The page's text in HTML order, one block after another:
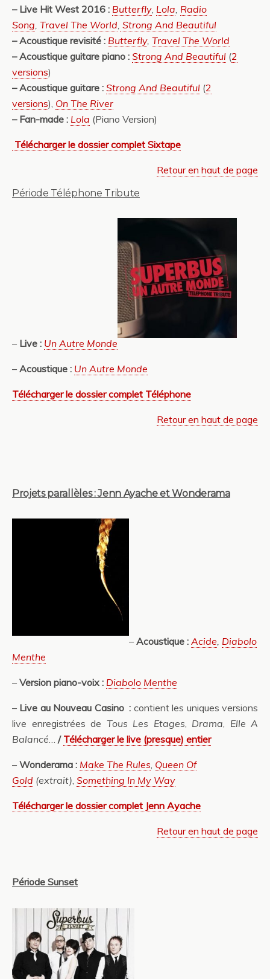
– Live Hit West 2016 : Butterfly, Lola, Radio
Song, Travel The World, Strong And Beautiful
–Acoustique revisité : Butterfly, Travel The World
– Acoustique guitare piano : Strong And Beautiful (2
versions)
– Acoustique guitare : Strong And Beautiful (2
versions), On The River
– Fan-made : Lola (Piano Version)
Télécharger le dossier complet Sixtape
Retour en haut de page
Période Téléphone Tribute
– Live : Un Autre Monde
– Acoustique : Un Autre Monde
Télécharger le dossier complet Téléphone
Retour en haut de page
Projets parallèles : Jenn Ayache et Wonderama
– Acoustique : Acide, Diabolo
Menthe
– Version piano-voix : Diabolo Menthe
– Live au Nouveau Casino : contient les uniques versions
live enregistrées de Tous Les Etages, Drama, Elle A
Balancé… / Télécharger le live (presque) entier
– Wonderama : Make The Rules, Queen Of
Gold (extrait), Something In My Way
Télécharger le dossier complet Jenn Ayache
Retour en haut de page
Période Sunset